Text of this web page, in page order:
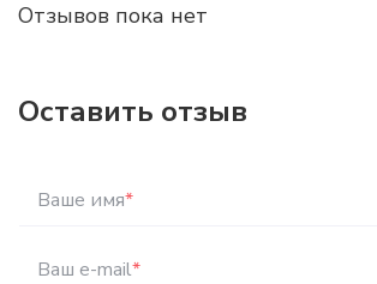
Отзывов пока нет
Оставить отзыв
Ваше имя*
Ваш e-mail*